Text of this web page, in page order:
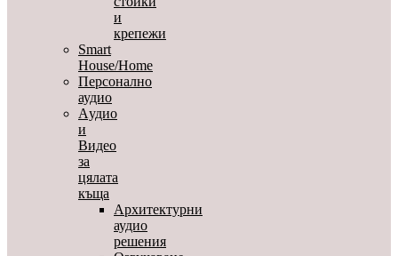
и
крепежи
Smart
House/Home
Персонално
аудио
Aудио
и
Видео
за
цялата
къща
Архитектурни
аудио
решения